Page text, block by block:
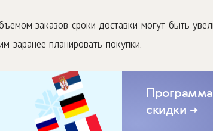
заказов сроки доставки могут быть
заранее планировать покупки.
Программа
скидки →